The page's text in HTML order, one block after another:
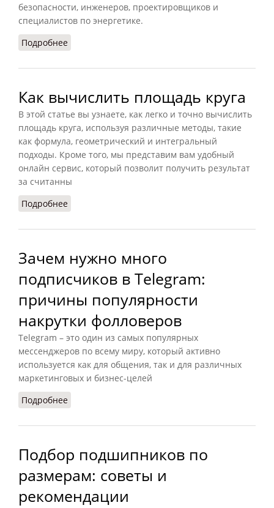
безопасности, инженеров, проектировщиков и
специалистов по энергетике.
Подробнее
Как вычислить площадь круга
В этой статье вы узнаете, как легко и точно вычислить
площадь круга, используя различные методы, такие
как формула, геометрический и интегральный
подходы. Кроме того, мы представим вам удобный
онлайн сервис, который позволит получить результат
за считанны
Подробнее
Зачем нужно много
подписчиков в Telegram:
причины популярности
накрутки фолловеров
Telegram – это один из самых популярных
мессенджеров по всему миру, который активно
используется как для общения, так и для различных
маркетинговых и бизнес-целей
Подробнее
Подбор подшипников по
размерам: советы и
рекомендации